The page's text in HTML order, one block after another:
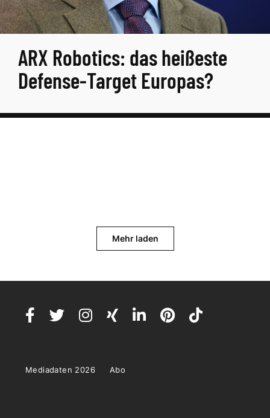
ARX Robotics: das heißeste
Defense-Target Europas?
Mehr laden
Mediadaten 2026 Abo